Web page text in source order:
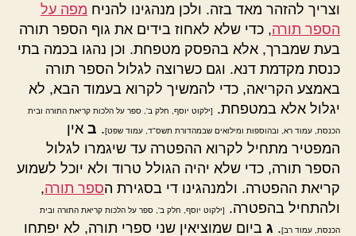
וצריך להזהר מאד בזה. ולכן מנהגינו להניח מפה על
הספר תורה, כדי שלא לאחוז בידים את גוף הספר תורה
בעת שמברך, אלא בהפסק מטפחת. וכן נהגו בכמה בתי
כנסת מקדמת דנא. וגם כשרוצה לגלול הספר תורה
באמצע הקריאה, כדי להמשיך לקרוא בעמוד הבא, לא
יגלול אלא במטפחת.
[ילקוט יוסף, חלק ב', ספר על הלכות קריאת התורה ובית
הכנסת, עמוד רא, ובהוספות ומילואים שבמהדורת תשס"ד, עמוד שפט]. ב אין
המפטיר מתחיל לקרוא ההפטרה עד שיגמרו לגלול
הספר תורה, כדי שלא יהיה הגולל טרוד ולא יוכל לשמוע
קריאת ההפטרה. ולמנהגינו די בסגירת הספר תורה,
ולהתחיל בהפטרה.
[ילקוט יוסף, חלק ב', ספר על הלכות קריאת התורה ובית
הכנסת, עמוד רב]. ג ביום שמוציאין שני ספרי תורה, לא יפתחו